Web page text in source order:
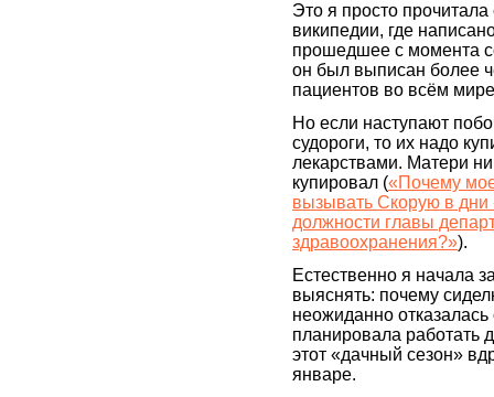
Это я просто
википедии, где
прошедшее с момента
он был выписан более
пациентов во всём
Но если наступают
судороги, то их надо
лекарствами. Матери
купировал («Почему
вызывать Скорую в дни
должности главы
здравоохранения?»).
Естественно я начала
выяснять: почему
неожиданно отказалась
планировала работать
этот «дачный сезон»
январе.